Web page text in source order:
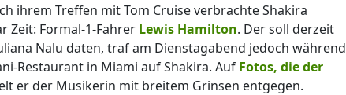
ihrem Treffen mit Tom Cruise verbrachte Shakira
Zeit: Formal-1-Fahrer Lewis Hamilton. Der soll derzeit
Nalu daten, traf am Dienstagabend jedoch während
Restaurant in Miami auf Shakira. Auf Fotos, die der
er der Musikerin mit breitem Grinsen entgegen.